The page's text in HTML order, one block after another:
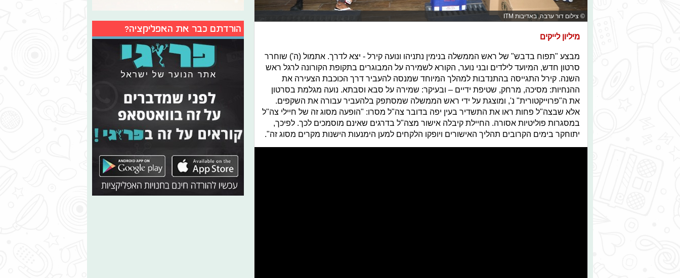
© צילום דור ערבה, באדיבות ITM
מיליון לייקים
מבצע "תפוח בדבש" של ראש הממשלה בנימין נתניהו ונועה קירל - יצא לדרך. אתמול (ה') שוחרר
סרטון חדש, המיועד לילדים ובני נוער, הקורא לשמירה על המבוגרים בתקופת הקורונה לרגל ראש
השנה. קירל התגייסה בהתנדבות למהלך המיוחד שמנסה להעביר דרך הכוכבת הצעירה את
ההנחיות: מסיכה, מרחק, שטיפת ידיים – ובעיקר: שמירה על סבא וסבתא. נועה מגלמת בסרטון
את ה"פרוייקטורית" נ', ומוצגת על ידי ראש הממשלה שמסתפק בלהעביר עבורה את השקפים.
אלא שבצה"ל פחות ראו את התשדיר בעין יפה בדובר צה"ל מסרו: "הופעה מסוג זה של חיילי צה"ל
במסגרות פוליטיות אסורה. החיילת קיבלה אישור מצה"ל בדרגים שאינם מוסמכים לכך. לפיכך,
יתוחקר בימים הקרובים תהליך האישורים ויופקו הלקחים למען הימנעות הישנות מקרים מסוג זה".
הורדתם כבר את האפליקציה?